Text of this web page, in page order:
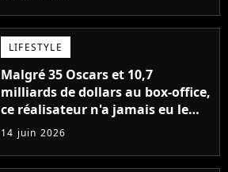
LIFESTYLE
Malgré 35 Oscars et 10,7
milliards de dollars au box-office,
ce réalisateur n'a jamais eu le
droit de tourner un James Bond
14 juin 2026